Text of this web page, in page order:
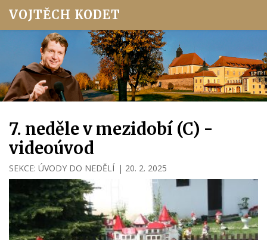
VOJTĚCH KODET
7. neděle v mezidobí (C) -
videoúvod
SEKCE: ÚVODY DO NEDĚLÍ | 20. 2. 2025